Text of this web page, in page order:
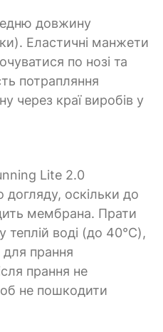
довжину
Еластичні манжети
по нозі та
потрапляння
через краї виробів у
Lite 2.0
оскільки до
мембрана. Прати
воді (до 40°C),
прання
прання не
не пошкодити